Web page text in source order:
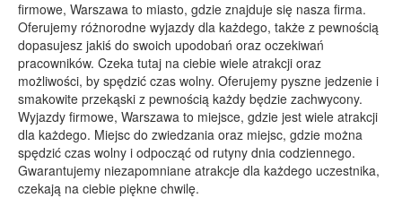
Art. Dla Zwierząt
Ogród, Rośliny
Chemia
Art. Spożywcze
Materiały Eksploatacyjne
Inne Sklepy
PRZYRZĄDY
firmowe, Warszawa to miasto, gdzie znajduje się nasza firma.
Oferujemy różnorodne wyjazdy dla każdego, także z pewnością
dopasujesz jakiś do swoich upodobań oraz oczekiwań
pracowników. Czeka tutaj na ciebie wiele atrakcji oraz
możliwości, by spędzić czas wolny. Oferujemy pyszne jedzenie i
smakowite przekąski z pewnością każdy będzie zachwycony.
Wyjazdy firmowe, Warszawa to miejsce, gdzie jest wiele atrakcji
dla każdego. Miejsc do zwiedzania oraz miejsc, gdzie można
spędzić czas wolny i odpocząć od rutyny dnia codziennego.
Gwarantujemy niezapomniane atrakcje dla każdego uczestnika,
czekają na ciebie piękne chwilę.